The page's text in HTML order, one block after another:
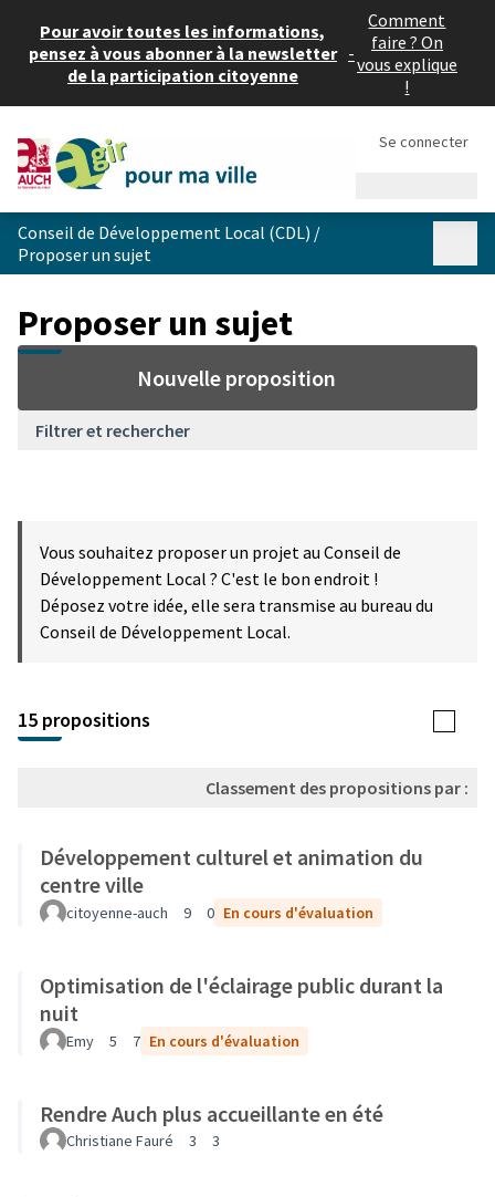
Pour avoir toutes les informations,
pensez à vous abonner à la newsletter
de la participation citoyenne
-
Comment
faire ? On
vous explique
!
Se connecter
Conseil de Développement Local (CDL) /
Proposer un sujet
Proposer un sujet
Nouvelle proposition
Filtrer et rechercher
Vous souhaitez proposer un projet au Conseil de
Développement Local ? C'est le bon endroit !
Déposez votre idée, elle sera transmise au bureau du
Conseil de Développement Local.
15 propositions
Classement des propositions par :
Développement culturel et animation du
centre ville
citoyenne-auch 9 0 En cours d'évaluation
Optimisation de l'éclairage public durant la
nuit
Emy 5 7 En cours d'évaluation
Rendre Auch plus accueillante en été
Christiane Fauré 3 3